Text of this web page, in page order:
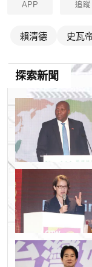
APP 追蹤
賴清德 史瓦
探索新聞